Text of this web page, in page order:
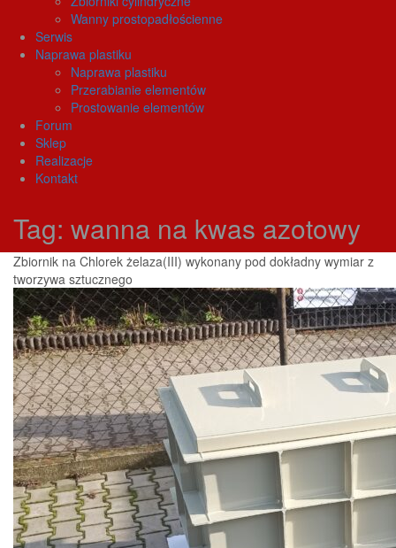
Wanny prostopadłościenne
Serwis
Naprawa plastiku
Naprawa plastiku
Przerabianie elementów
Prostowanie elementów
Forum
Sklep
Realizacje
Kontakt
Tag: wanna na kwas azotowy
Zbiornik na Chlorek żelaza(III) wykonany pod dokładny wymiar z
tworzywa sztucznego